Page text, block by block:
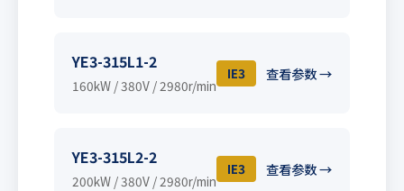
YE3-315L1-2
160kW / 380V / 2980r/min
IE3 查看参数 →
YE3-315L2-2
200kW / 380V / 2980r/min
IE3 查看参数 →